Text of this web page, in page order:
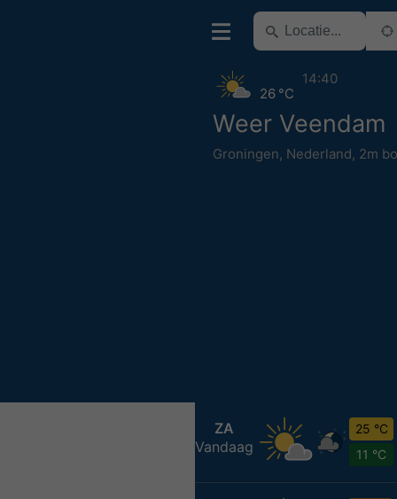
Weer Veendam
Groningen, Nederland, 2m
26 °C
14:40
ZA
Vandaag
25 °C
11 °C